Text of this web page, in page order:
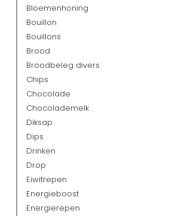
Bloemenhoning
Bouillon
Bouillons
Brood
Broodbeleg divers
Chips
Chocolade
Chocolademelk
Diksap
Dips
Drinken
Drop
Eiwitrepen
Energieboost
Energierepen